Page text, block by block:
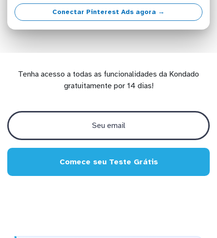
Conectar Pinterest Ads agora →
Tenha acesso a todas as funcionalidades da Kondado
gratuitamente por 14 dias!
Comece seu Teste Grátis